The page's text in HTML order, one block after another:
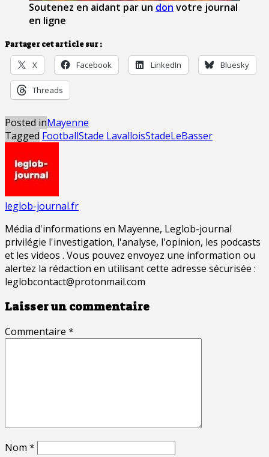
Soutenez en aidant par un don votre journal
en ligne
Partager cet article sur :
X Facebook LinkedIn Bluesky
Threads
Posted inMayenne
Tagged FootballStade LavalloisStadeLeBasser
leglob-journal.fr
Média d'informations en Mayenne, Leglob-journal
privilégie l'investigation, l'analyse, l'opinion, les podcasts
et les videos . Vous pouvez envoyez une information ou
alertez la rédaction en utilisant cette adresse sécurisée :
leglobcontact@protonmail.com
Laisser un commentaire
Commentaire *
Nom *